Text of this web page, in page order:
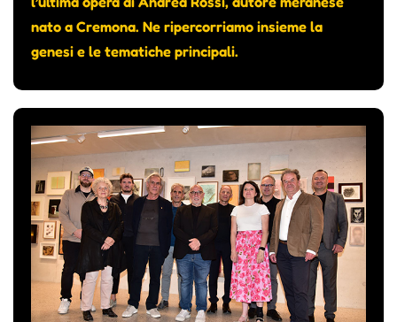
nato a Cremona. Ne ripercorriamo insieme la
genesi e le tematiche principali.